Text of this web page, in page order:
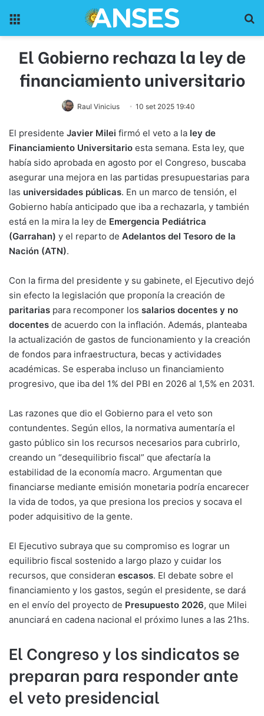
El Gobierno rechaza la ley de
financiamiento universitario
Raul Vinicius 10 set 2025 19:40
El presidente Javier Milei firmó el veto a la ley de
Financiamiento Universitario esta semana. Esta ley, que
había sido aprobada en agosto por el Congreso, buscaba
asegurar una mejora en las partidas presupuestarias para
las universidades públicas. En un marco de tensión, el
Gobierno había anticipado que iba a rechazarla, y también
está en la mira la ley de Emergencia Pediátrica
(Garrahan) y el reparto de Adelantos del Tesoro de la
Nación (ATN).
Con la firma del presidente y su gabinete, el Ejecutivo dejó
sin efecto la legislación que proponía la creación de
paritarias para recomponer los salarios docentes y no
docentes de acuerdo con la inflación. Además, planteaba
la actualización de gastos de funcionamiento y la creación
de fondos para infraestructura, becas y actividades
académicas. Se esperaba incluso un financiamiento
progresivo, que iba del 1% del PBI en 2026 al 1,5% en 2031.
Las razones que dio el Gobierno para el veto son
contundentes. Según ellos, la normativa aumentaría el
gasto público sin los recursos necesarios para cubrirlo,
creando un “desequilibrio fiscal” que afectaría la
estabilidad de la economía macro. Argumentan que
financiarse mediante emisión monetaria podría encarecer
la vida de todos, ya que presiona los precios y socava el
poder adquisitivo de la gente.
El Ejecutivo subraya que su compromiso es lograr un
equilibrio fiscal sostenido a largo plazo y cuidar los
recursos, que consideran escasos. El debate sobre el
financiamiento y los gastos, según el presidente, se dará
en el envío del proyecto de Presupuesto 2026, que Milei
anunciará en cadena nacional el próximo lunes a las 21hs.
El Congreso y los sindicatos se
preparan para responder ante
el veto presidencial